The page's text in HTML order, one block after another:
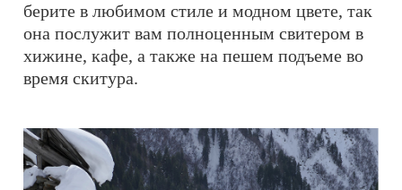
берите в любимом стиле и модном цвете, так
она послужит вам полноценным свитером в
хижине, кафе, а также на пешем подъеме во
время скитура.